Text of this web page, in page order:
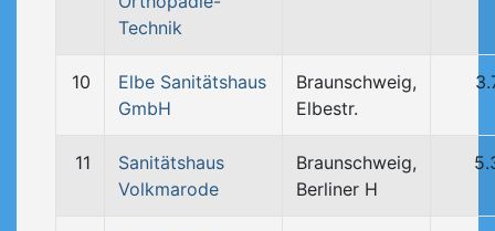
Technik
10
Elbe Sanitätshaus
GmbH
Braunschweig,
Elbestr.
11
Sanitätshaus
Volkmarode
Braunschweig,
Berliner H